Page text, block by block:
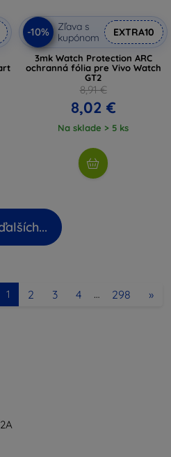
-10%
Zľava s
kupónom
EXTRA10
3mk Watch Protection ARC
ochranná fólia pre Vivo Watch
GT2
8,91 €
8,02 €
Na sklade > 5 ks
1 2 3 4 … 298 »